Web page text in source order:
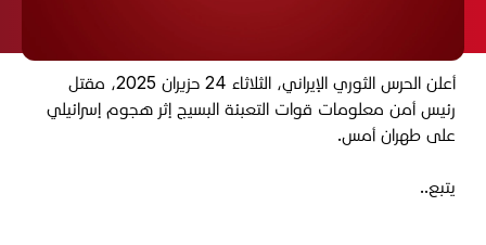
أعلن الحرس الثوري الإيراني، الثلاثاء 24 حزيران 2025، مقتل
رئيس أمن معلومات قوات التعبئة البسيج إثر هجوم إسرائيلي
على طهران أمس.
يتبع..